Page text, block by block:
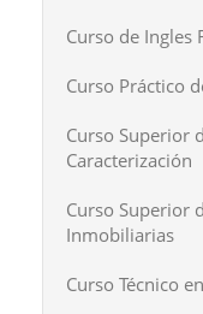
Curso de Ingles
Curso Práctico
Curso Superior
Caracterización
Curso Superior
Inmobiliarias
Curso Técnico